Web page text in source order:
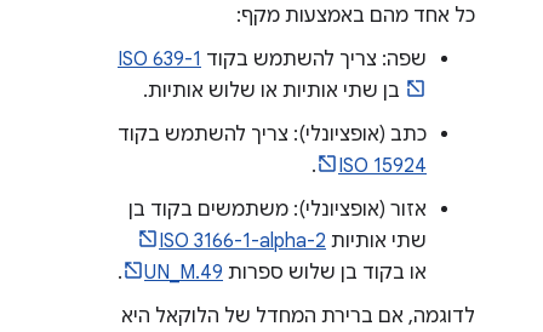
כל אחד מהם באמצעות מקף:
שפה: צריך להשתמש בקוד ISO 639-1
בן שתי אותיות או שלוש אותיות.
כתב (אופציונלי): צריך להשתמש בקוד
ISO 15924
.
אזור (אופציונלי): משתמשים בקוד בן
שתי אותיות ISO 3166-1-alpha-2
או בקוד בן שלוש ספרות UN_M.49
.
לדוגמה, אם ברירת המחדל של הלוקאל היא